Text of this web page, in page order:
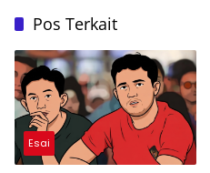
Pos Terkait
Esai